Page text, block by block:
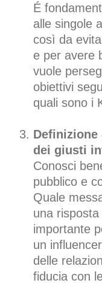
É
alle singole
così da
e per avere
vuole
obiettivi
quali sono i
Definizione
dei giusti
Conosci
pubblico e
Quale
una
importante
un
delle
fiducia con